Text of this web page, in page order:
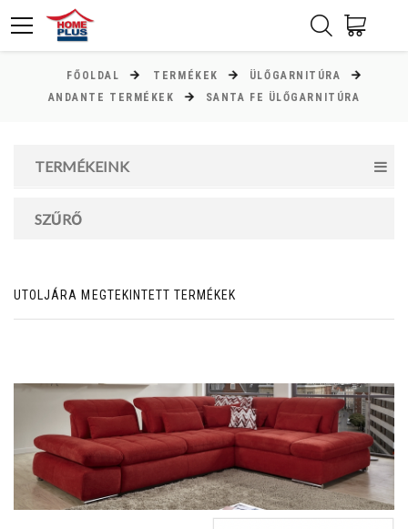
FŐOLDAL TERMÉKEK
ÜLŐGARNITÚRA
ANDANTE TERMÉKEK
SANTA FE ÜLŐGARNITÚRA
TERMÉKEINK
SZŰRŐ
Ft
MAGASSÁG
cm
SZÉLESSÉG
cm
UTOLJÁRA MEGTEKINTETT TERMÉKEK